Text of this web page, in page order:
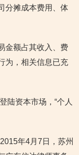
分摊成本费用、体
金额占其收入、费
为，相关信息已充
陆资本市场，“个人
年4月7日，苏州